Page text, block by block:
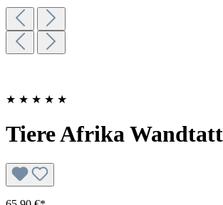
★ ★ ★ ★ ★
Tiere Afrika